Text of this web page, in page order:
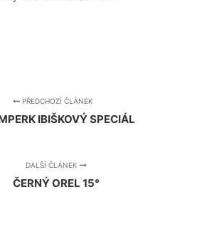
PŘEDCHOZÍ ČLÁNEK
IBIŠKOVÝ SPECIÁL
DALŠÍ ČLÁNEK
ČERNÝ OREL 15°